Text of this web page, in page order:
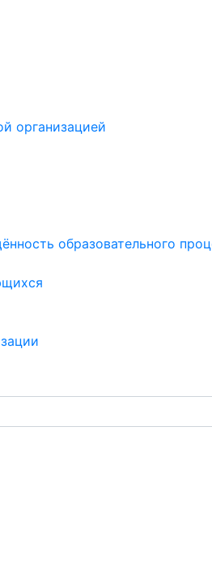
организацией
образовательного